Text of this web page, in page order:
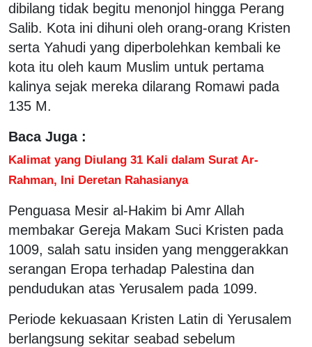
dibilang tidak begitu menonjol hingga Perang
Salib. Kota ini dihuni oleh orang-orang Kristen
serta Yahudi yang diperbolehkan kembali ke
kota itu oleh kaum Muslim untuk pertama
kalinya sejak mereka dilarang Romawi pada
135 M.
Baca Juga :
Kalimat yang Diulang 31 Kali dalam Surat Ar-
Rahman, Ini Deretan Rahasianya
Penguasa Mesir al-Hakim bi Amr Allah
membakar Gereja Makam Suci Kristen pada
1009, salah satu insiden yang menggerakkan
serangan Eropa terhadap Palestina dan
pendudukan atas Yerusalem pada 1099.
Periode kekuasaan Kristen Latin di Yerusalem
berlangsung sekitar seabad sebelum